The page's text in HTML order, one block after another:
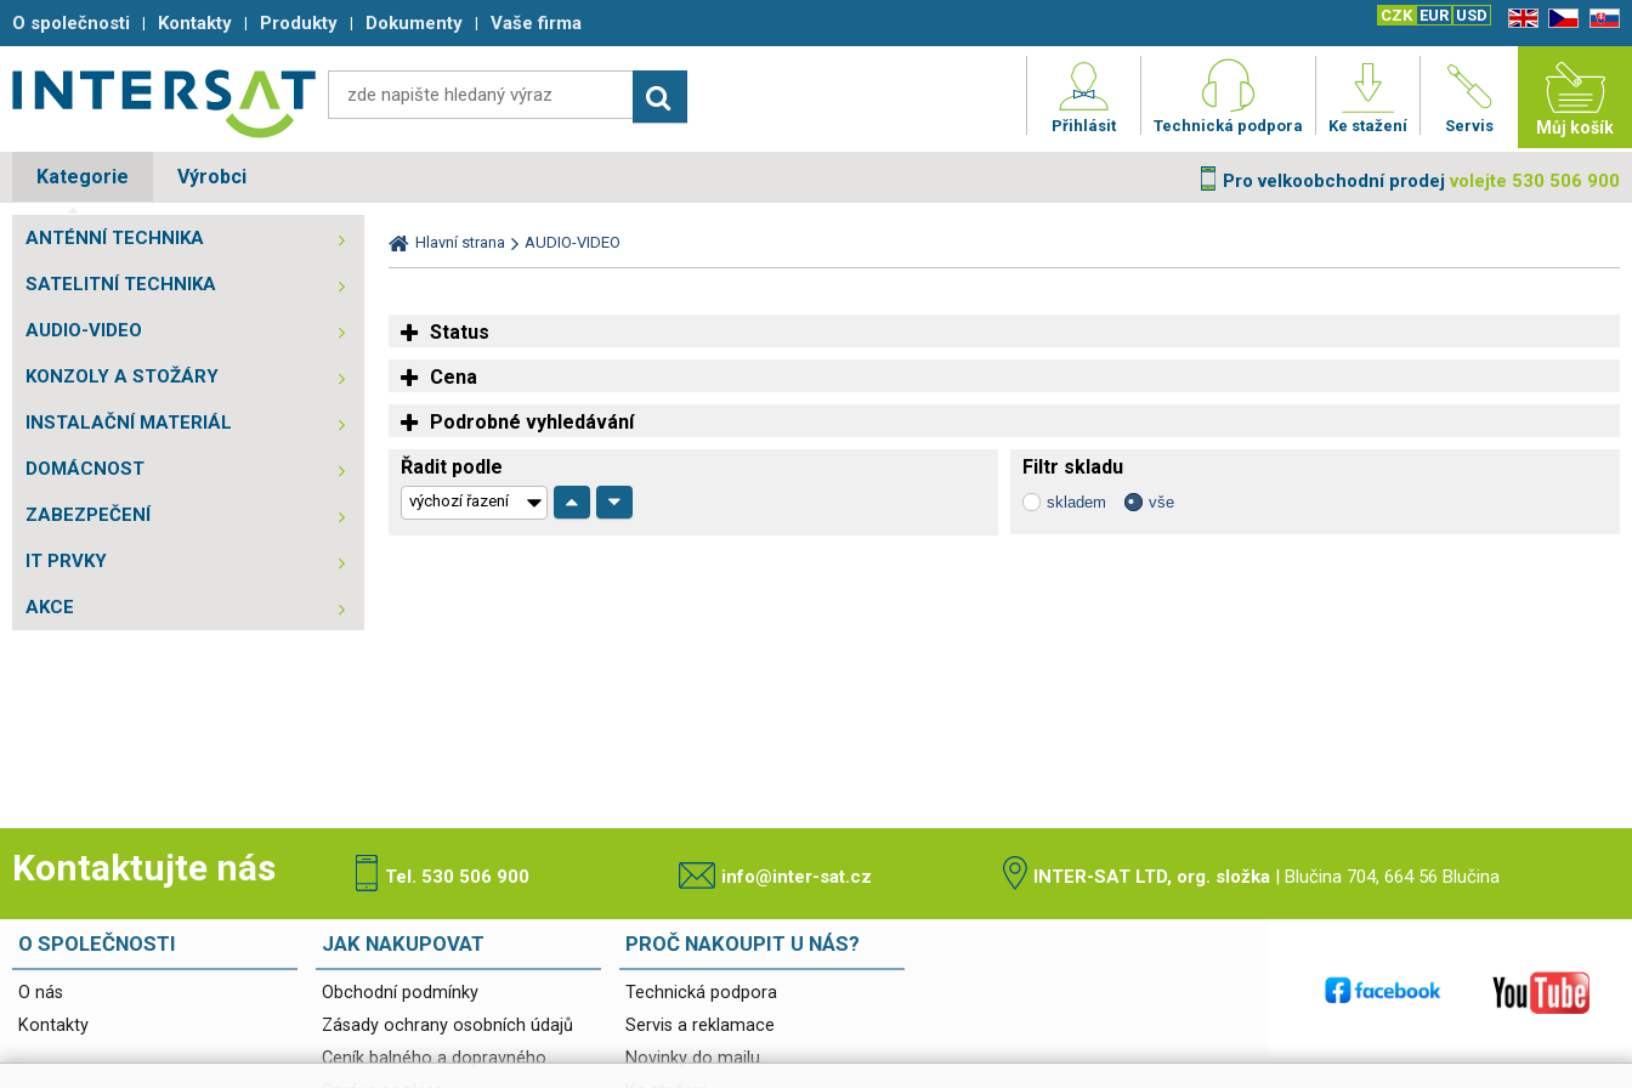
O společnosti Kontakty Produkty Dokumenty Vaše firma EN CZ SK
CZK EUR USD
Můj košík
Servis
Ke stažení
Technická podpora
Přihlásit
Kategorie Výrobci Pro velkoobchodní prodejvolejte 530 506 900
ANTÉNNÍ TECHNIKA
SATELITNÍ TECHNIKA
AUDIO-VIDEO
KONZOLY A STOŽÁRY
INSTALAČNÍ MATERIÁL
DOMÁCNOST
ZABEZPEČENÍ
IT PRVKY
AKCE
Hlavní strana AUDIO-VIDEO
Status
Cena
Podrobné vyhledávání
Řadit podle
Filtr skladu
skladem vše
Kontaktujte nás Tel. 530 506 900 info@inter-sat.cz INTER-SAT LTD, org. složka | Blučina 704, 664 56 Blučina
O SPOLEČNOSTI
O nás
Kontakty
JAK NAKUPOVAT
Obchodní podmínky
Zásady ochrany osobních údajů
Ceník balného a dopravného
PROČ NAKOUPIT U NÁS?
Technická podpora
Servis a reklamace
Novinky do mailu